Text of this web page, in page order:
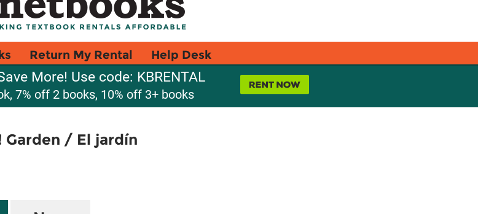
Return My Rental Help Desk
More! Use code: KBRENTAL
7% off 2 books, 10% off 3+ books
Garden / El jardín